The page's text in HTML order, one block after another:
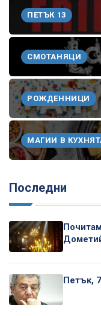
ПЕТЪК 13
СМОТАНЯЦИ
РОЖДЕННИЦИ
МАГИИ В
Последни
Петък,